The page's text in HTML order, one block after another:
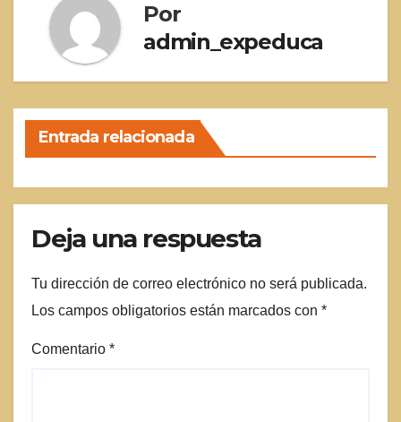
Por
admin_expeduca
Entrada relacionada
Deja una respuesta
Tu dirección de correo electrónico no será publicada.
Los campos obligatorios están marcados con *
Comentario *